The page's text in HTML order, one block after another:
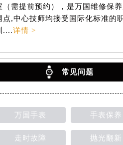
（需提前预约），是万国维修保
点,中心技师均接受国际化标准的
....详情 >
常见问题
万国手表 手表保养
走时故障 抛光翻新